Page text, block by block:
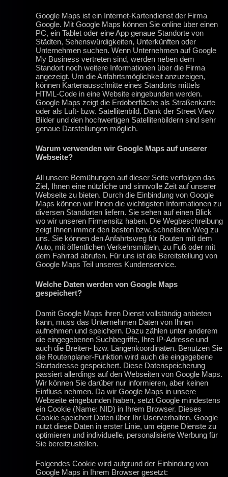
Google Maps ist ein Internet-Kartendienst der Firma
Google. Mit Google Maps können Sie online über einen
PC, ein Tablet oder eine App genaue Standorte von
Städten, Sehenswürdigkeiten, Unterkünften oder
Unternehmen suchen. Wenn Unternehmen auf Google
My Business vertreten sind, werden neben dem
Standort noch weitere Informationen über die Firma
angezeigt. Um die Anfahrtsmöglichkeit anzuzeigen,
können Kartenausschnitte eines Standorts mittels
HTML-Code in eine Website eingebunden werden.
Google Maps zeigt die Erdoberfläche als Straßenkarte
oder als Luft- bzw. Satellitenbild. Dank der Street View
Bilder und den hochwertigen Satellitenbildern sind sehr
genaue Darstellungen möglich.
Warum verwenden wir Google Maps auf unserer
Webseite?
All unsere Bemühungen auf dieser Seite verfolgen das
Ziel, Ihnen eine nützliche und sinnvolle Zeit auf unserer
Webseite zu bieten. Durch die Einbindung von Google
Maps können wir Ihnen die wichtigsten Informationen zu
diversen Standorten liefern. Sie sehen auf einen Blick
wo wir unseren Firmensitz haben. Die Wegbeschreibung
zeigt Ihnen immer den besten bzw. schnellsten Weg zu
uns. Sie können den Anfahrtsweg für Routen mit dem
Auto, mit öffentlichen Verkehrsmitteln, zu Fuß oder mit
dem Fahrrad abrufen. Für uns ist die Bereitstellung von
Google Maps Teil unseres Kundenservice.
Welche Daten werden von Google Maps
gespeichert?
Damit Google Maps ihren Dienst vollständig anbieten
kann, muss das Unternehmen Daten von Ihnen
aufnehmen und speichern. Dazu zählen unter anderem
die eingegebenen Suchbegriffe, Ihre IP-Adresse und
auch die Breiten- bzw. Längenkoordinaten. Benutzen Sie
die Routenplaner-Funktion wird auch die eingegebene
Startadresse gespeichert. Diese Datenspeicherung
passiert allerdings auf den Webseiten von Google Maps.
Wir können Sie darüber nur informieren, aber keinen
Einfluss nehmen. Da wir Google Maps in unsere
Webseite eingebunden haben, setzt Google mindestens
ein Cookie (Name: NID) in Ihrem Browser. Dieses
Cookie speichert Daten über Ihr Userverhalten. Google
nutzt diese Daten in erster Linie, um eigene Dienste zu
optimieren und individuelle, personalisierte Werbung für
Sie bereitzustellen.
Folgendes Cookie wird aufgrund der Einbindung von
Google Maps in Ihrem Browser gesetzt: